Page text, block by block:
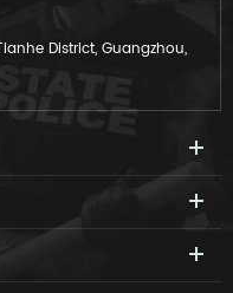
District, Guangzhou,